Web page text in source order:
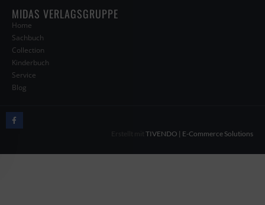
MIDAS VERLAGSGRUPPE
Home
Sachbuch
Collection
Kinderbuch
Service
Blog
TIVENDO | E-Commerce Solutions